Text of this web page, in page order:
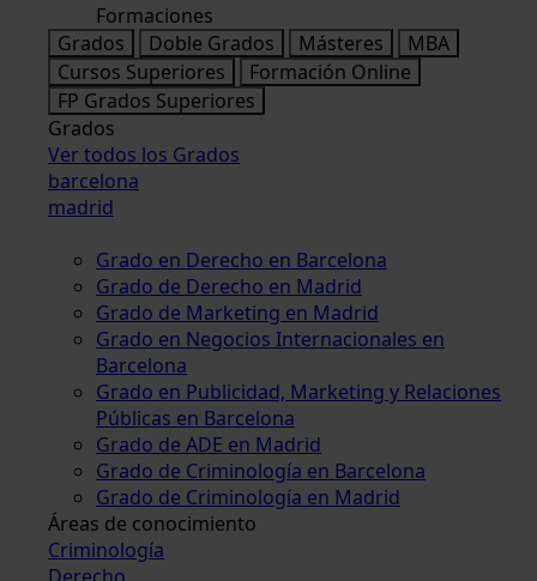
Formaciones
Grados
Doble Grados Másteres
MBA
Cursos Superiores
Formación Online
FP Grados Superiores
Grados
Ver todos los Grados
barcelona
madrid
Grado en Derecho en Barcelona
Grado de Derecho en Madrid
Grado de Marketing en Madrid
Grado en Negocios Internacionales en
Barcelona
Grado en Publicidad, Marketing y Relaciones
Públicas en Barcelona
Grado de ADE en Madrid
Grado de Criminología en Barcelona
Grado de Criminología en Madrid
Áreas de conocimiento
Criminología